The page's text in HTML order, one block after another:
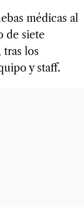
médicas al
de siete
los
y staff.